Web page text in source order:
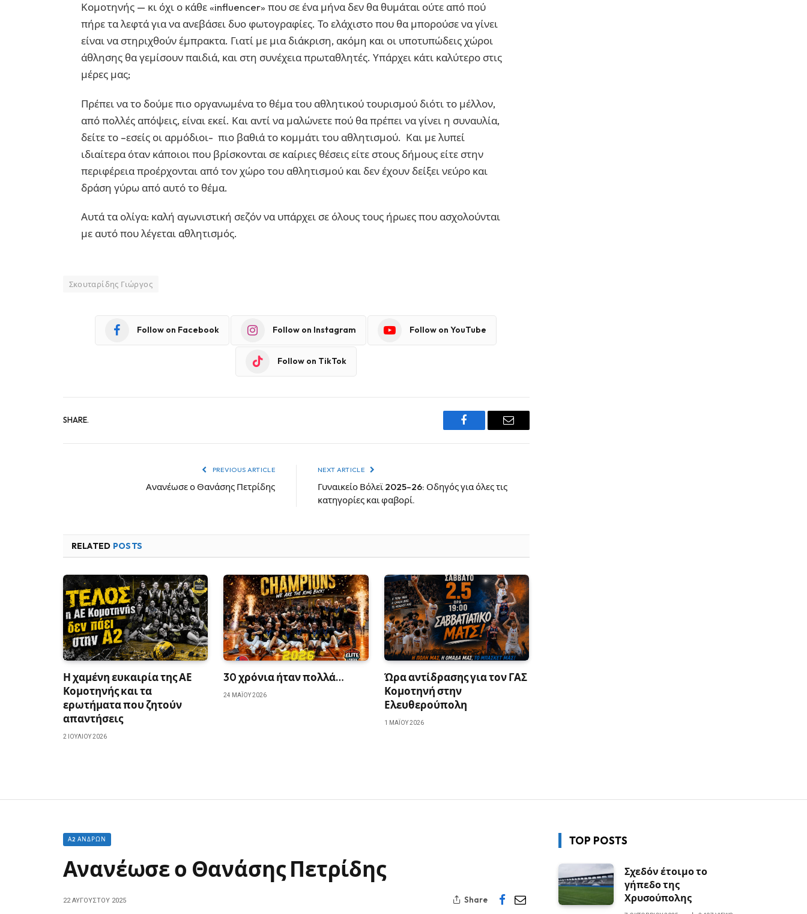
Κομοτηνής — κι όχι ο κάθε «influencer» που σε ένα μήνα δεν θα θυμάται ούτε από πού
πήρε τα λεφτά για να ανεβάσει δυο φωτογραφίες. Το ελάχιστο που θα μπορούσε να γίνει
είναι να στηριχθούν έμπρακτα. Γιατί με μια διάκριση, ακόμη και οι υποτυπώδεις χώροι
άθλησης θα γεμίσουν παιδιά, και στη συνέχεια πρωταθλητές. Υπάρχει κάτι καλύτερο στις
μέρες μας;
Πρέπει να το δούμε πιο οργανωμένα το θέμα του αθλητικού τουρισμού διότι το μέλλον,
από πολλές απόψεις, είναι εκεί. Και αντί να μαλώνετε πού θα πρέπει να γίνει η συναυλία,
δείτε το –εσείς οι αρμόδιοι- πιο βαθιά το κομμάτι του αθλητισμού. Και με λυπεί
ιδιαίτερα όταν κάποιοι που βρίσκονται σε καίριες θέσεις είτε στους δήμους είτε στην
περιφέρεια προέρχονται από τον χώρο του αθλητισμού και δεν έχουν δείξει νεύρο και
δράση γύρω από αυτό το θέμα.
Αυτά τα ολίγα: καλή αγωνιστική σεζόν να υπάρχει σε όλους τους ήρωες που ασχολούνται
με αυτό που λέγεται αθλητισμός.
Σκουταρίδης Γιώργος
Follow on Facebook Follow on Instagram Follow on YouTube
Follow on TikTok
SHARE.
Facebook Email
PREVIOUS ARTICLE
Ανανέωσε ο Θανάσης Πετρίδης
NEXT ARTICLE
Γυναικείο Βόλεϊ 2025–26: Οδηγός για όλες τις
κατηγορίες και φαβορί.
RELATED POSTS
Η χαμένη ευκαιρία της ΑΕ
Κομοτηνής και τα
ερωτήματα που ζητούν
απαντήσεις
2 ΙΟΥΛΊΟΥ 2026
30 χρόνια ήταν πολλά…
24 ΜΑΪ́ΟΥ 2026
Ώρα αντίδρασης για τον ΓΑΣ
Κομοτηνή στην
Ελευθερούπολη
1 ΜΑΪ́ΟΥ 2026
Α2 ΑΝΔΡΏΝ
Ανανέωσε ο Θανάσης Πετρίδης
22 ΑΥΓΟΎΣΤΟΥ 2025 Share
TOP POSTS
Σχεδόν έτοιμο το
γήπεδο της
Χρυσούπολης